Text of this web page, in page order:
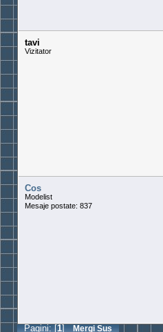
tavi
Vizitator
Cos
Modelist
Mesaje postate: 837
Pagini: [1]Mergi Sus